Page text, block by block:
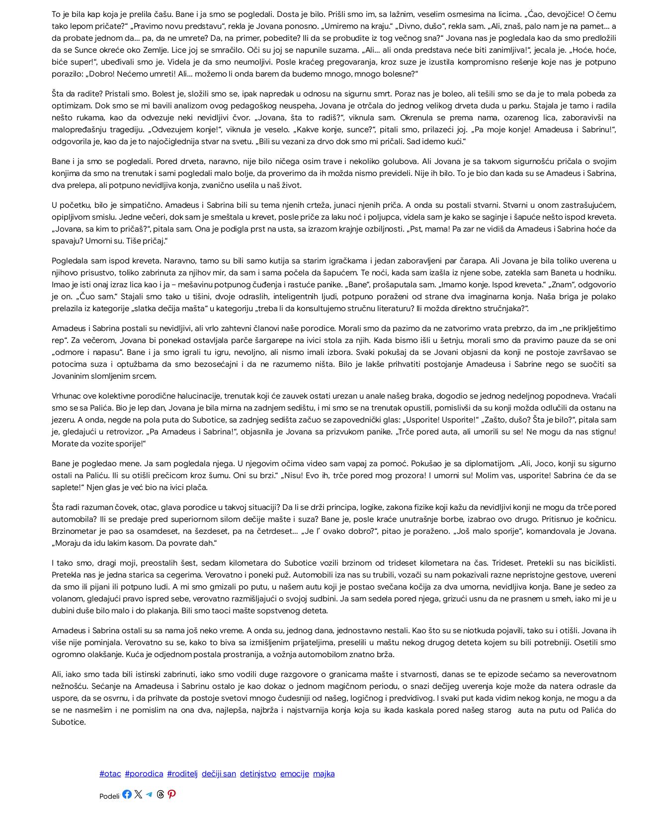
To je bila kap koja je prelila čašu. Bane i ja smo se pogledali. Dosta je bilo. Prišli smo im, sa lažnim, veselim osmesima na licima. „Ćao, devojčice! O čemu
tako lepom pričate?“ „Pravimo novu predstavu“, rekla je Jovana ponosno. „Umiremo na kraju.“ „Divno, dušo“, rekla sam. „Ali, znaš, palo nam je na pamet… a
da probate jednom da… pa, da ne umrete? Da, na primer, pobedite? Ili da se probudite iz tog večnog sna?“ Jovana nas je pogledala kao da smo predložili
da se Sunce okreće oko Zemlje. Lice joj se smračilo. Oči su joj se napunile suzama. „Ali… ali onda predstava neće biti zanimljiva!“, jecala je. „Hoće, hoće,
biće super!“, ubeđivali smo je. Videla je da smo neumoljivi. Posle kraćeg pregovaranja, kroz suze je izustila kompromisno rešenje koje nas je potpuno
porazilo: „Dobro! Nećemo umreti! Ali… možemo li onda barem da budemo mnogo, mnogo bolesne?“
Šta da radite? Pristali smo. Bolest je, složili smo se, ipak napredak u odnosu na sigurnu smrt. Poraz nas je boleo, ali tešili smo se da je to mala pobeda za
optimizam. Dok smo se mi bavili analizom ovog pedagoškog neuspeha, Jovana je otrčala do jednog velikog drveta duda u parku. Stajala je tamo i radila
nešto rukama, kao da odvezuje neki nevidljivi čvor. „Jovana, šta to radiš?“, viknula sam. Okrenula se prema nama, ozarenog lica, zaboravivši na
malopređašnju tragediju. „Odvezujem konje!“, viknula je veselo. „Kakve konje, sunce?“, pitali smo, prilazeći joj. „Pa moje konje! Amadeusa i Sabrinu!“,
odgovorila je, kao da je to najočiglednija stvar na svetu. „Bili su vezani za drvo dok smo mi pričali. Sad idemo kući.“
Bane i ja smo se pogledali. Pored drveta, naravno, nije bilo ničega osim trave i nekoliko golubova. Ali Jovana je sa takvom sigurnošću pričala o svojim
konjima da smo na trenutak i sami pogledali malo bolje, da proverimo da ih možda nismo prevideli. Nije ih bilo. To je bio dan kada su se Amadeus i Sabrina,
dva prelepa, ali potpuno nevidljiva konja, zvanično uselila u naš život.
U početku, bilo je simpatično. Amadeus i Sabrina bili su tema njenih crteža, junaci njenih priča. A onda su postali stvarni. Stvarni u onom zastrašujućem,
opipljivom smislu. Jedne večeri, dok sam je smeštala u krevet, posle priče za laku noć i poljupca, videla sam je kako se saginje i šapuće nešto ispod kreveta.
„Jovana, sa kim to pričaš?“, pitala sam. Ona je podigla prst na usta, sa izrazom krajnje ozbiljnosti. „Pst, mama! Pa zar ne vidiš da Amadeus i Sabrina hoće da
spavaju? Umorni su. Tiše pričaj.“
Pogledala sam ispod kreveta. Naravno, tamo su bili samo kutija sa starim igračkama i jedan zaboravljeni par čarapa. Ali Jovana je bila toliko uverena u
njihovo prisustvo, toliko zabrinuta za njihov mir, da sam i sama počela da šapućem. Te noći, kada sam izašla iz njene sobe, zatekla sam Baneta u hodniku.
Imao je isti onaj izraz lica kao i ja – mešavinu potpunog čuđenja i rastuće panike. „Bane“, prošaputala sam. „Imamo konje. Ispod kreveta.“ „Znam“, odgovorio
je on. „Čuo sam.“ Stajali smo tako u tišini, dvoje odraslih, inteligentnih ljudi, potpuno poraženi od strane dva imaginarna konja. Naša briga je polako
prelazila iz kategorije „slatka dečija mašta“ u kategoriju „treba li da konsultujemo stručnu literaturu? Ili možda direktno stručnjaka?“.
Amadeus i Sabrina postali su nevidljivi, ali vrlo zahtevni članovi naše porodice. Morali smo da pazimo da ne zatvorimo vrata prebrzo, da im „ne priklještimo
rep“. Za večerom, Jovana bi ponekad ostavljala parče šargarepe na ivici stola za njih. Kada bismo išli u šetnju, morali smo da pravimo pauze da se oni
„odmore i napasu“. Bane i ja smo igrali tu igru, nevoljno, ali nismo imali izbora. Svaki pokušaj da se Jovani objasni da konji ne postoje završavao se
potocima suza i optužbama da smo bezosećajni i da ne razumemo ništa. Bilo je lakše prihvatiti postojanje Amadeusa i Sabrine nego se suočiti sa
Jovaninim slomljenim srcem.
Vrhunac ove kolektivne porodične halucinacije, trenutak koji će zauvek ostati urezan u anale našeg braka, dogodio se jednog nedeljnog popodneva. Vraćali
smo se sa Palića. Bio je lep dan, Jovana je bila mirna na zadnjem sedištu, i mi smo se na trenutak opustili, pomislivši da su konji možda odlučili da ostanu na
jezeru. A onda, negde na pola puta do Subotice, sa zadnjeg sedišta začuo se zapovednički glas: „Usporite! Usporite!“ „Zašto, dušo? Šta je bilo?“, pitala sam
je, gledajući u retrovizor. „Pa Amadeus i Sabrina!“, objasnila je Jovana sa prizvukom panike. „Trče pored auta, ali umorili su se! Ne mogu da nas stignu!
Morate da vozite sporije!“
Bane je pogledao mene. Ja sam pogledala njega. U njegovim očima video sam vapaj za pomoć. Pokušao je sa diplomatijom. „Ali, Joco, konji su sigurno
ostali na Paliću. Ili su otišli prečicom kroz šumu. Oni su brzi.“ „Nisu! Evo ih, trče pored mog prozora! I umorni su! Molim vas, usporite! Sabrina će da se
saplete!“ Njen glas je već bio na ivici plača.
Šta radi razuman čovek, otac, glava porodice u takvoj situaciji? Da li se drži principa, logike, zakona fizike koji kažu da nevidljivi konji ne mogu da trče pored
automobila? Ili se predaje pred superiornom silom dečije mašte i suza? Bane je, posle kraće unutrašnje borbe, izabrao ovo drugo. Pritisnuo je kočnicu.
Brzinometar je pao sa osamdeset, na šezdeset, pa na četrdeset… „Je l’ ovako dobro?“, pitao je poraženo. „Još malo sporije“, komandovala je Jovana.
„Moraju da idu lakim kasom. Da povrate dah.“
I tako smo, dragi moji, preostalih šest, sedam kilometara do Subotice vozili brzinom od trideset kilometara na čas. Trideset. Pretekli su nas biciklisti.
Pretekla nas je jedna starica sa cegerima. Verovatno i poneki puž. Automobili iza nas su trubili, vozači su nam pokazivali razne nepristojne gestove, uvereni
da smo ili pijani ili potpuno ludi. A mi smo gmizali po putu, u našem autu koji je postao svečana kočija za dva umorna, nevidljiva konja. Bane je sedeo za
volanom, gledajući pravo ispred sebe, verovatno razmišljajući o svojoj sudbini. Ja sam sedela pored njega, grizući usnu da ne prasnem u smeh, iako mi je u
dubini duše bilo malo i do plakanja. Bili smo taoci mašte sopstvenog deteta.
Amadeus i Sabrina ostali su sa nama još neko vreme. A onda su, jednog dana, jednostavno nestali. Kao što su se niotkuda pojavili, tako su i otišli. Jovana ih
više nije pominjala. Verovatno su se, kako to biva sa izmišljenim prijateljima, preselili u maštu nekog drugog deteta kojem su bili potrebniji. Osetili smo
ogromno olakšanje. Kuća je odjednom postala prostranija, a vožnja automobilom znatno brža.
Ali, iako smo tada bili istinski zabrinuti, iako smo vodili duge razgovore o granicama mašte i stvarnosti, danas se te epizode sećamo sa neverovatnom
nežnošću. Sećanje na Amadeusa i Sabrinu ostalo je kao dokaz o jednom magičnom periodu, o snazi dečijeg uverenja koje može da natera odrasle da
uspore, da se osvrnu, i da prihvate da postoje svetovi mnogo čudesniji od našeg, logičnog i predvidivog. I svaki put kada vidim nekog konja, ne mogu a da
se ne nasmešim i ne pomislim na ona dva, najlepša, najbrža i najstvarnija konja koja su ikada kaskala pored našeg starog auta na putu od Palića do
Subotice.
#otac #porodica #roditelj dečiji san detinjstvo emocije majka
Podeli/Share on Facebook
Share on X Share on Telegram
Share on Threads
Share on Pinterest